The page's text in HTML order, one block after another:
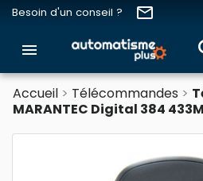
Besoin d'un conseil ?
email
menu
Accueil Télécommandes
MARANTEC Digital 384